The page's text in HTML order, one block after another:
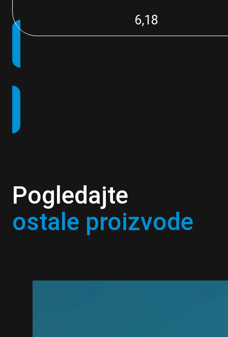
6,18
Pogledajte
ostale proizvode